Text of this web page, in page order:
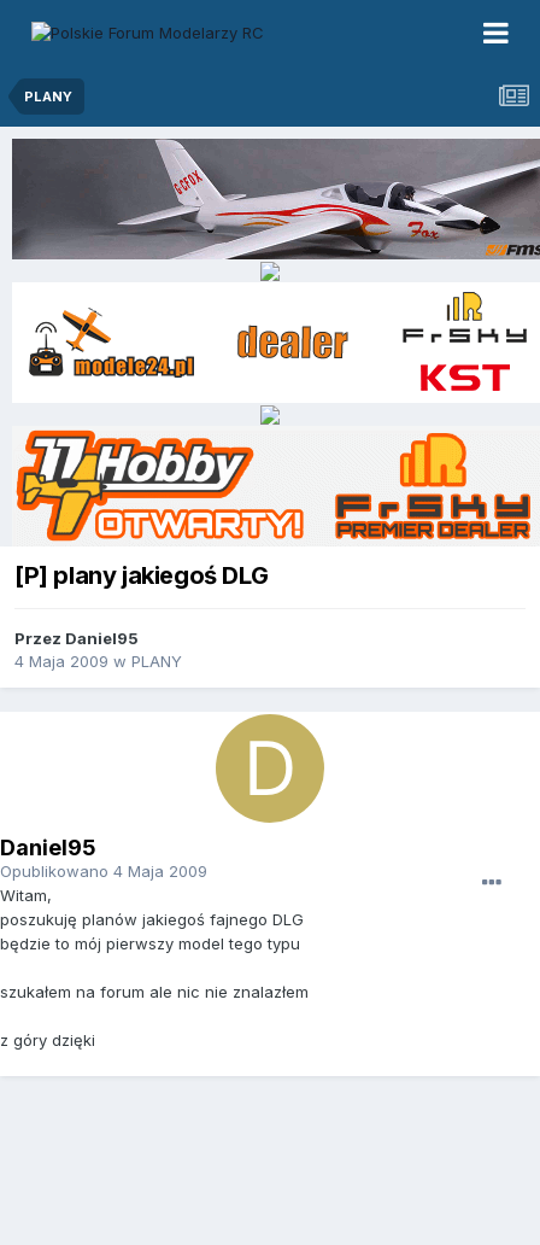
PLANY
[P] plany jakiegoś DLG
Przez Daniel95
4 Maja 2009 w PLANY
Daniel95
Opublikowano 4 Maja 2009
Witam,
poszukuję planów jakiegoś fajnego DLG
będzie to mój pierwszy model tego typu
szukałem na forum ale nic nie znalazłem
z góry dzięki